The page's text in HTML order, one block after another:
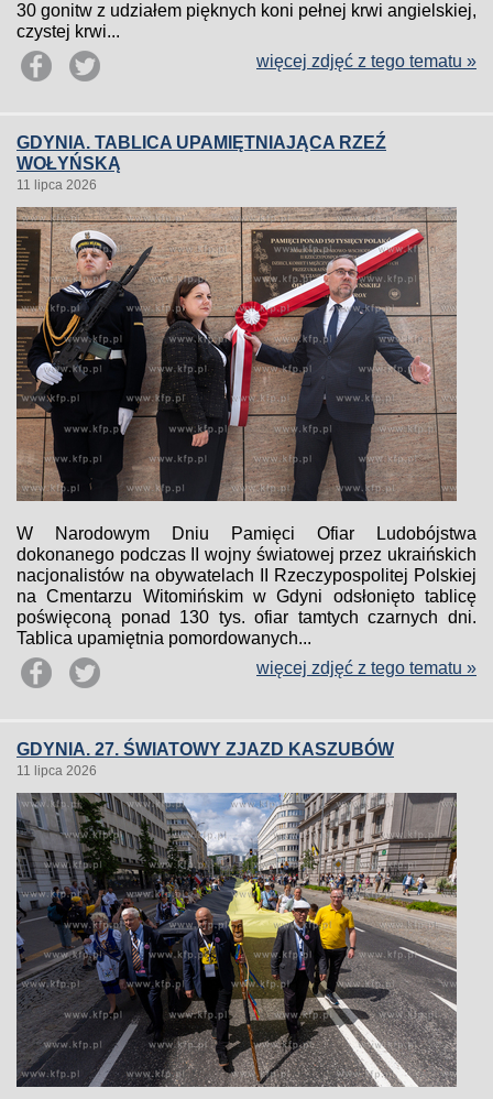
30 gonitw z udziałem pięknych koni pełnej krwi angielskiej,
czystej krwi...
więcej zdjęć z tego tematu »
GDYNIA. TABLICA UPAMIĘTNIAJĄCA RZEŹ
WOŁYŃSKĄ
11 lipca 2026
W Narodowym Dniu Pamięci Ofiar Ludobójstwa
dokonanego podczas II wojny światowej przez ukraińskich
nacjonalistów na obywatelach II Rzeczypospolitej Polskiej
na Cmentarzu Witomińskim w Gdyni odsłonięto tablicę
poświęconą ponad 130 tys. ofiar tamtych czarnych dni.
Tablica upamiętnia pomordowanych...
więcej zdjęć z tego tematu »
GDYNIA. 27. ŚWIATOWY ZJAZD KASZUBÓW
11 lipca 2026